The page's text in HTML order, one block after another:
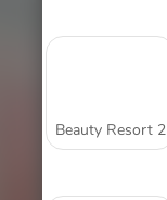
Beauty Resort 2